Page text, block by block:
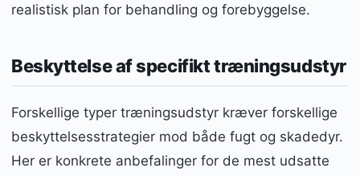
realistisk plan for behandling og forebyggelse.
Beskyttelse af specifikt træningsudstyr
Forskellige typer træningsudstyr kræver forskellige
beskyttelsesstrategier mod både fugt og skadedyr.
Her er konkrete anbefalinger for de mest udsatte